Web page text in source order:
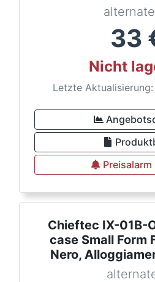
33
Nicht
Letzte
Chieftec IX-01B-
case Small Form
Nero,